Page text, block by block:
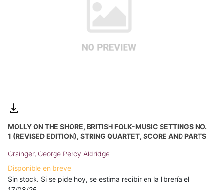
MOLLY ON THE SHORE, BRITISH FOLK-MUSIC SETTINGS NO.
1 (REVISED EDITION), STRING QUARTET, SCORE AND PARTS
Grainger, George Percy Aldridge
Disponible en breve
Sin stock. Si se pide hoy, se estima recibir en la librería el